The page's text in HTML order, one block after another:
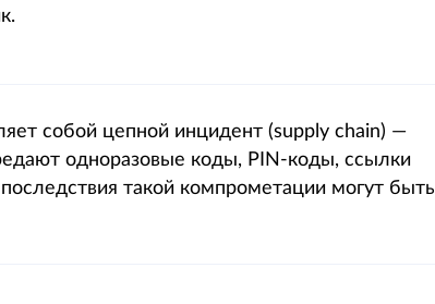
собой цепной инцидент (supply chain) —
одноразовые коды, PIN-коды, ссылки
такой компрометации могут быть